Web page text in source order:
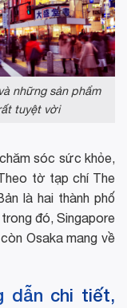
những sản phẩm
tuyệt vời
sóc sức khỏe,
tờ tạp chí The
là hai thành phố
đó, Singapore
Osaka mang về
dẫn chi tiết,